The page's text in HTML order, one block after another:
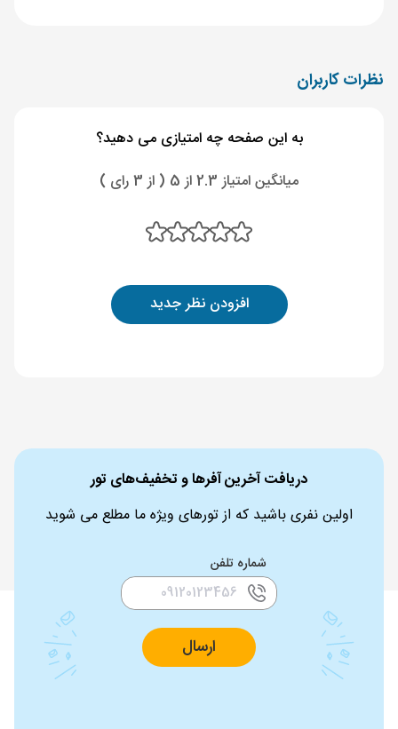
نظرات کاربران
به این صفحه چه امتیازی می دهید؟
میانگین امتیاز 2.3 از 5 ( از 3 رای )
افزودن نظر جدید
دریافت آخرین آفرها و تخفیف‌های تور
اولین نفری باشید که از تورهای ویژه ما مطلع می شوید
شماره تلفن
ارسال